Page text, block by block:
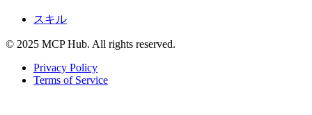
スキル
© 2025 MCP Hub. All rights reserved.
Privacy Policy
Terms of Service